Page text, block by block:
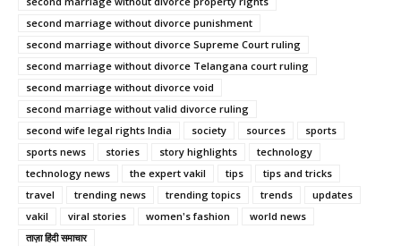
second marriage without divorce punishment
second marriage without divorce Supreme Court ruling
second marriage without divorce Telangana court ruling
second marriage without divorce void
second marriage without valid divorce ruling
second wife legal rights India
society sources
sports
sports news
stories story highlights
technology
technology news
the expert vakil tips
tips and tricks
travel
trending news trending topics trends
updates
vakil
viral stories women's fashion
world news
ताज़ा हिंदी समाचार